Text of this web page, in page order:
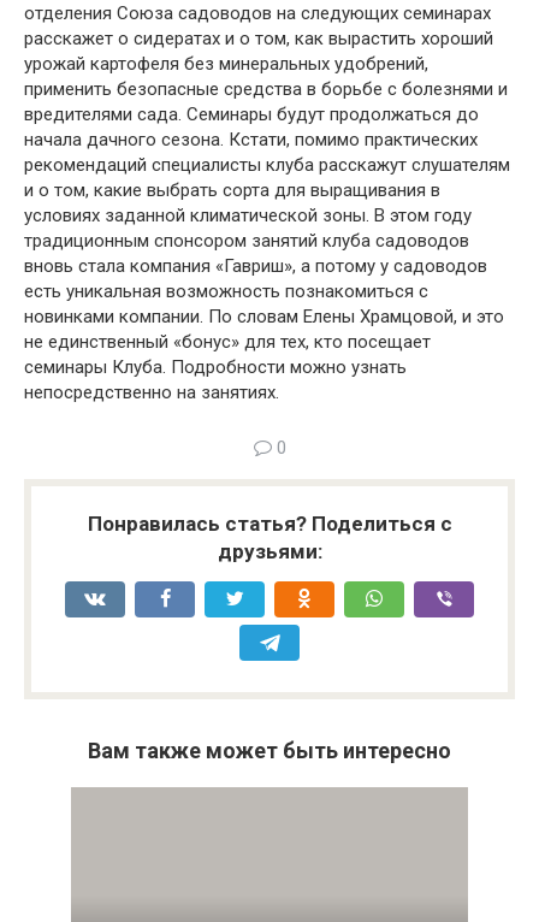
отделения Союза садоводов на следующих семинарах
расскажет о сидератах и о том, как вырастить хороший
урожай картофеля без минеральных удобрений,
применить безопасные средства в борьбе с болезнями и
вредителями сада. Семинары будут продолжаться до
начала дачного сезона. Кстати, помимо практических
рекомендаций специалисты клуба расскажут слушателям
и о том, какие выбрать сорта для выращивания в
условиях заданной климатической зоны. В этом году
традиционным спонсором занятий клуба садоводов
вновь стала компания «Гавриш», а потому у садоводов
есть уникальная возможность познакомиться с
новинками компании. По словам Елены Храмцовой, и это
не единственный «бонус» для тех, кто посещает
семинары Клуба. Подробности можно узнать
непосредственно на занятиях.
0
Понравилась статья? Поделиться с
друзьями:
Вам также может быть интересно